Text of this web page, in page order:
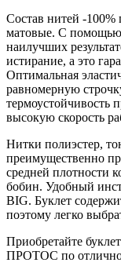
Состав нитей -100%
матовые. С помощью
наилучших
истирание, а это
Оптимальная
равномерную
термоустойчивость
высокую скорость
Нитки полиэстер,
преимущественно
средней плотности
бобин. Удобный
BIG. Буклет
поэтому легко
Приобретайте
ПРОТОС по